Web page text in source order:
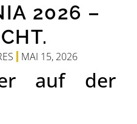
2026 –
MAI 15, 2026
auf der